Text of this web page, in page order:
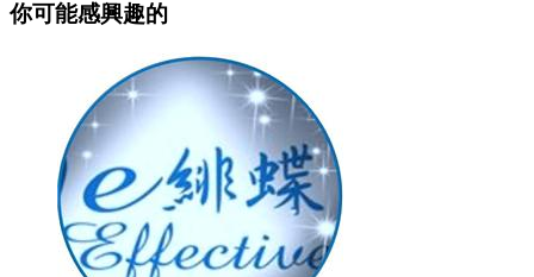
你可能感興趣的